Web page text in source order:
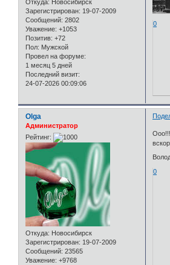
Откуда: Новосибирск
Зарегистрирован: 19-07-2009
Сообщений: 2802
Уважение: +1053
Позитив: +72
Пол: Мужской
Провел на форуме:
1 месяц 5 дней
Последний визит:
24-07-2026 00:09:06
0
Olga
Администратор
Рейтинг:
Откуда: Новосибирск
Зарегистрирован: 19-07-2009
Сообщений: 23565
Уважение: +9768
0